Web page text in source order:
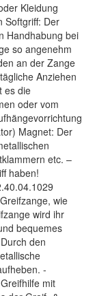
Kleidung
Softgriff: Der
Handhabung bei
so angenehm
an der Zange
Anziehen
es die
oder vom
Magnet: Der
etc. –
haben!
wie
wird ihr
bequemes
den
-
mit